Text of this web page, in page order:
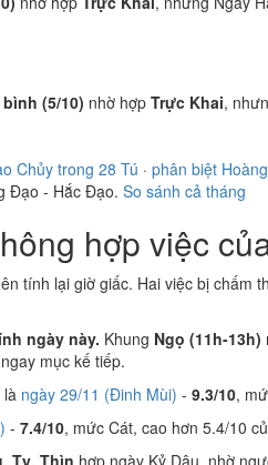
(5/10) nhờ hợp Trực Khai,
Chủy trong 28 Tú · phân biệt
Đạo - Hắc Đạo. So sánh cả tháng
hợp việc
tính lại giờ giấc. Hai việc bị chấm
ngày này. Khung Ngọ (11h-13h)
mục kế tiếp.
là ngày 29/11 (Đinh Mùi) - 9.3/10,
- 7.4/10, mức Cát, cao hơn 5.4/10
Tỵ, Thìn hợp ngày Kỷ Dậu, nhờ